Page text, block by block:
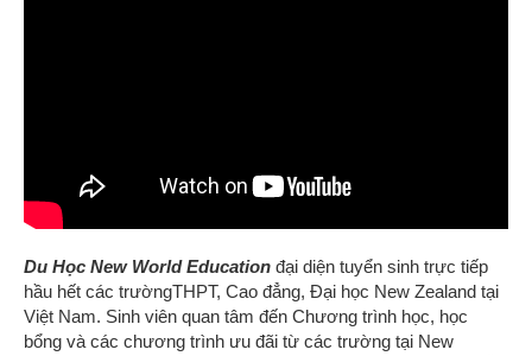
Du Học New World Education đại diện tuyển sinh trực tiếp
hầu hết các trườngTHPT, Cao đẳng, Đại học New Zealand tại
Việt Nam. Sinh viên quan tâm đến Chương trình học, học
bổng và các chương trình ưu đãi từ các trường tại New